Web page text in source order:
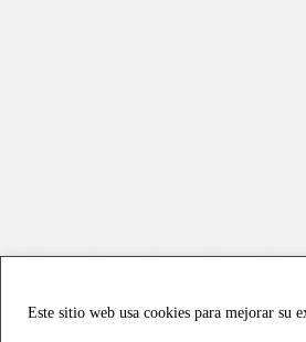
Este sitio web usa cookies para mejorar su